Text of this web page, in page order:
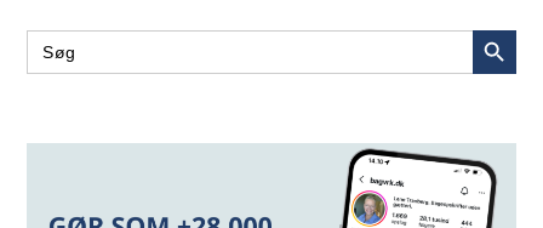
Search
for:
SEARCH